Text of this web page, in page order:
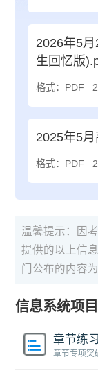
2026年5
生回忆版
格式：PDF
2025年5
格式：PDF
温馨提示：因
提供的以上信
门公布的内容为
信息系统项
章节练习
章节专项突